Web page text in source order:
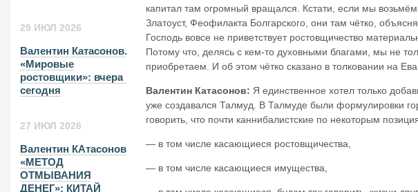
29 ИЮЛ 2026
Валентин Катасонов.
«Мировые
ростовщики»: вчера и
сегодня
27 ИЮЛ 2026
Валентин КАтасонов.
«МЕТОД
ОТМЫВАНИЯ
ДЕНЕГ»: КИТАЙ
капитал там огромный вращался. Кстати, если мы
Златоуст, Феофилакта Болгарского, они там чётко,
Господь вовсе не приветствует ростовщичество
Потому что, делясь с кем-то духовными благами, мы не
приобретаем. И об этом чётко сказано в толковании на
Валентин Катасонов: Я единственное хотел только
уже создавался Талмуд. В Талмуде были формулировки
говорить, что почти каннибалистские по некоторым
— в том числе касающиеся ростовщичества,
— в том числе касающиеся имущества,